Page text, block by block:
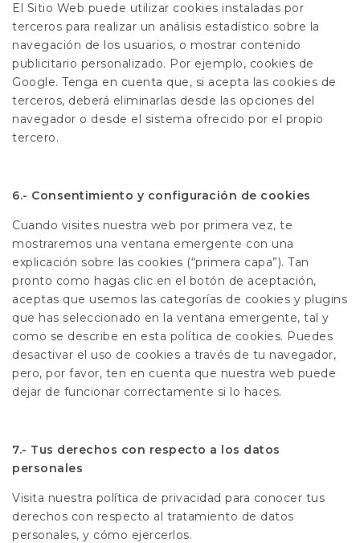
El Sitio Web puede utilizar cookies instaladas por
terceros para realizar un análisis estadístico sobre la
navegación de los usuarios, o mostrar contenido
publicitario personalizado. Por ejemplo, cookies de
Google. Tenga en cuenta que, si acepta las cookies de
terceros, deberá eliminarlas desde las opciones del
navegador o desde el sistema ofrecido por el propio
tercero.
6.- Consentimiento y configuración de cookies
Cuando visites nuestra web por primera vez, te
mostraremos una ventana emergente con una
explicación sobre las cookies (“primera capa”). Tan
pronto como hagas clic en el botón de aceptación,
aceptas que usemos las categorías de cookies y plugins
que has seleccionado en la ventana emergente, tal y
como se describe en esta política de cookies. Puedes
desactivar el uso de cookies a través de tu navegador,
pero, por favor, ten en cuenta que nuestra web puede
dejar de funcionar correctamente si lo haces.
7.- Tus derechos con respecto a los datos
personales
Visita nuestra política de privacidad para conocer tus
derechos con respecto al tratamiento de datos
personales, y cómo ejercerlos.